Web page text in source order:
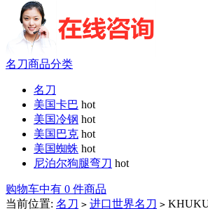
名刀商品分类
名刀
美国卡巴 hot
美国冷钢 hot
美国巴克 hot
美国蜘蛛 hot
尼泊尔狗腿弯刀 hot
购物车中有 0 件商品
当前位置: 名刀 > 进口世界名刀 >